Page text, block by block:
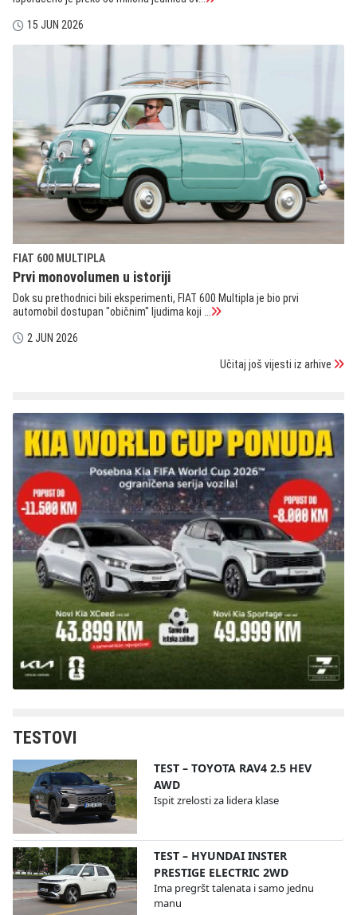
15 JUN 2026
FIAT 600 MULTIPLA
Prvi monovolumen u istoriji
Dok su prethodnici bili eksperimenti, FIAT 600 Multipla je bio prvi
automobil dostupan "običnim" ljudima koji ...
2 JUN 2026
Učitaj još vijesti iz arhive
TESTOVI
TEST – TOYOTA RAV4 2.5 HEV
AWD
Ispit zrelosti za lidera klase
TEST – HYUNDAI INSTER
PRESTIGE ELECTRIC 2WD
Ima pregršt talenata i samo jednu
manu